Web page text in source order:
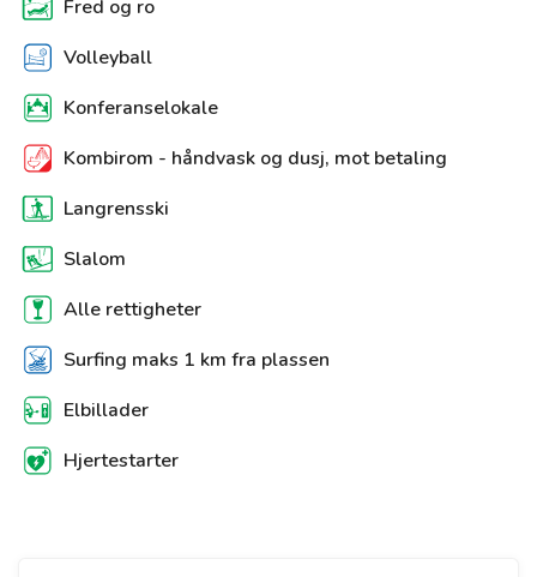
Fred og ro
Volleyball
Konferanselokale
Kombirom - håndvask og dusj, mot betaling
Langrensski
Slalom
Alle rettigheter
Surfing maks 1 km fra plassen
Elbillader
Hjertestarter